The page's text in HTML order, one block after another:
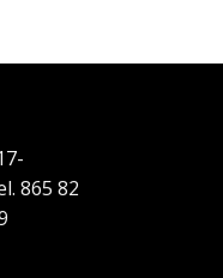
865 82